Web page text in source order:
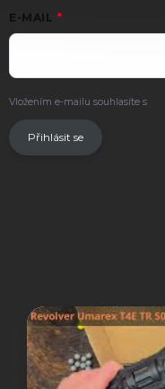
E-MAIL
Vložením e-mailu souhlasíte s
Přihlásit se